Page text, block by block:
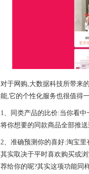
对于网购,大数据科技所带来
能,它的个性化服务也很值得一
1、同类产品的比价:当你看
将你想要的同款商品全部推
2、准确预测你的喜好:淘宝
其实取决于平时喜欢购买或
荐给你的呢?其实这项功能同